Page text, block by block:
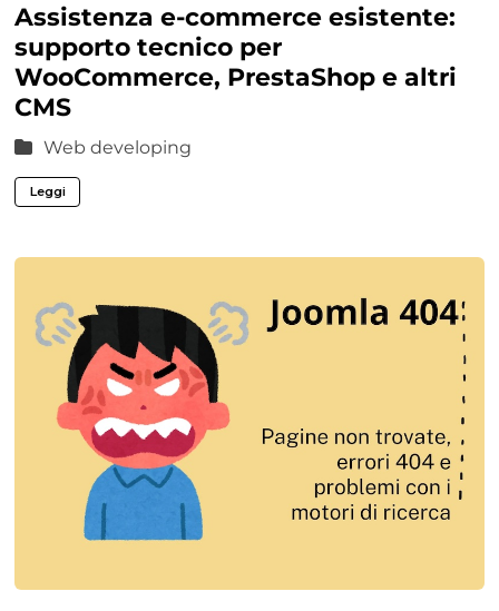
Assistenza e-commerce esistente:
supporto tecnico per
WooCommerce, PrestaShop e altri
CMS
Web developing
Leggi